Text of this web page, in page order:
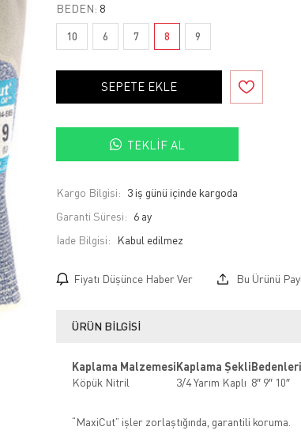
BEDEN: 8
10 6 7 8 9
SEPETE EKLE
TEKLIF AL
Kargo Bilgisi: 3 iş günü içinde kargoda
Garanti Süresi: 6 ay
İade Bilgisi:
Fiyatı Düşünce Haber Ver Bu Ürünü
ÜRÜN BILGISI
Kaplama MalzemesiKaplama ŞekliBedenleri
Köpük Nitril
3/4 Yarım Kaplı 8″ 9″ 10″
“MaxiCut” işler zorlaştığında, garantili koruma.